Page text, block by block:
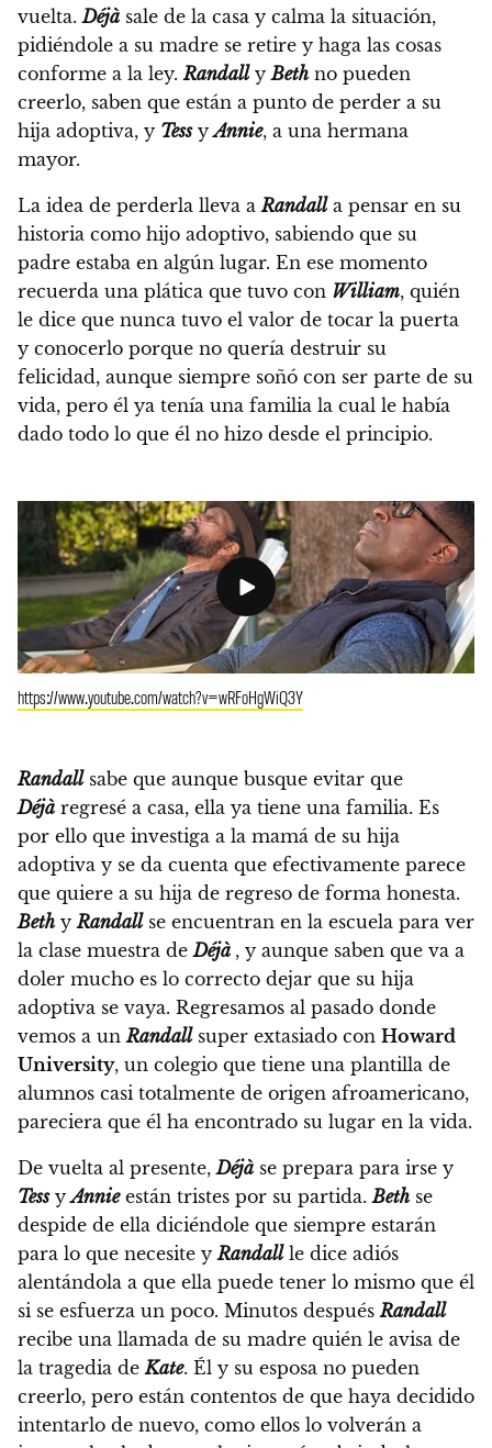
vuelta.Déjà sale de la casa y calma la situación,
pidiéndole a su madre se retire y haga las cosas
conforme a la ley. RandallyBethno pueden
creerlo, saben que están a punto de perder a su
hija adoptiva, y TessyAnnie, a una hermana
mayor.
La idea de perderla lleva a Randalla pensar en su
historia como hijo adoptivo, sabiendo que su
padre estaba en algún lugar. En ese momento
recuerda una plática que tuvo con William, quién
le dice que nunca tuvo el valor de tocar la puerta
y conocerlo porque no quería destruir su
felicidad, aunque siempre soñó con ser parte de su
vida, pero él ya tenía una familia la cual le había
dado todo lo que él no hizo desde el principio.
https://www.youtube.com/watch?v=wRFoHgWiQ3Y
Randallsabe que aunque busque evitar que
Déjà regresé a casa, ella ya tiene una familia. Es
por ello que investiga a la mamá de su hija
adoptiva y se da cuenta que efectivamente parece
que quiere a su hija de regreso de forma honesta.
Bethy Randallse encuentran en la escuela para ver
la clase muestra deDéjà , y aunque saben que va a
doler mucho es lo correcto dejar que su hija
adoptiva se vaya. Regresamos al pasado donde
vemos a un Randallsuper extasiado con Howard
University, un colegio que tiene una plantilla de
alumnos casi totalmente de origen afroamericano,
pareciera que él ha encontrado su lugar en la vida.
De vuelta al presente,Déjà se prepara para irse y
TessyAnnieestán tristes por su partida.Bethse
despide de ella diciéndole que siempre estarán
para lo que necesite y Randallle dice adiós
alentándola a que ella puede tener lo mismo que él
si se esfuerza un poco. Minutos después Randall
recibe una llamada de su madre quién le avisa de
la tragedia de Kate. Él y su esposa no pueden
creerlo, pero están contentos de que haya decidido
intentarlo de nuevo, como ellos lo volverán a